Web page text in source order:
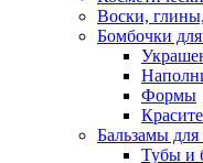
Воски,
Бомбочки
Формы
Бальзамы для
Тубы и